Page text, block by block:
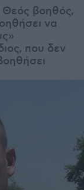
Θεός βοηθός,
να
που δεν